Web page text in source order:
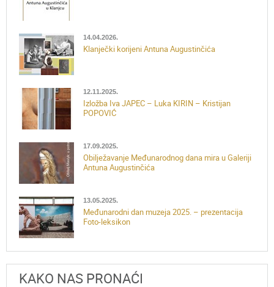
14.04.2026.
Klanječki korijeni Antuna Augustinčića
12.11.2025.
Izložba Iva JAPEC – Luka KIRIN – Kristijan
POPOVIĆ
17.09.2025.
Obilježavanje Međunarodnog dana mira u Galeriji
Antuna Augustinčića
13.05.2025.
Međunarodni dan muzeja 2025. – prezentacija
Foto-leksikon
KAKO NAS PRONAĆI